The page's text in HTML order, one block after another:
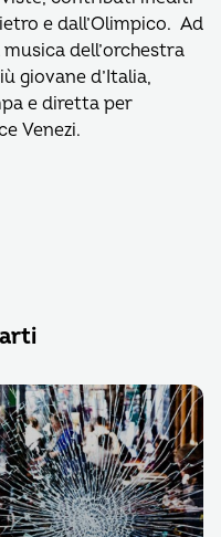
e dall’Olimpico. Ad
dell’orchestra
giovane d’Italia,
e diretta per
Venezi.